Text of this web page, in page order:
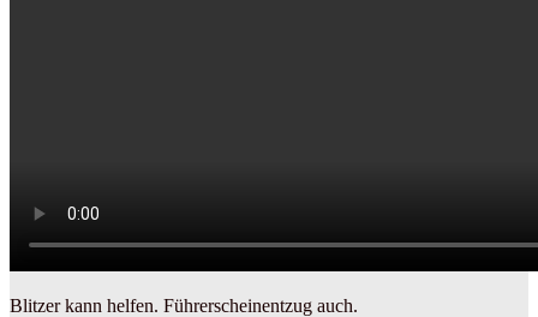
Blitzer kann helfen. Führerscheinentzug auch.